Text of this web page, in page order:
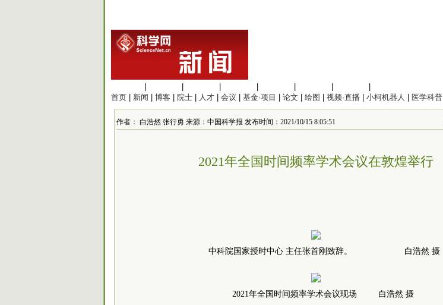
首页
新闻 博客 院士 人才 会议 基金·项目 论文 绘图 视频·直播 小柯机器人 医学科普
作者： 白浩然 张行勇 来源：中国科学报 发布时间：2021/10/15 8:05:51
2021年全国时间频率学术会议在敦煌举行
中科院国家授时中心 主任张首刚致辞。 白浩然 摄
2021年全国时间频率学术会议现场 白浩然 摄